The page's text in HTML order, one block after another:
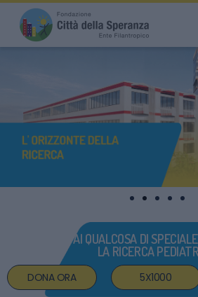
FAI QUALCOSA DI
LA RICERCA
DONA ORA 5X1000